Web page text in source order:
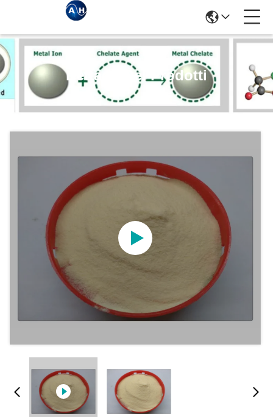
Dettagli Dei Prodotti